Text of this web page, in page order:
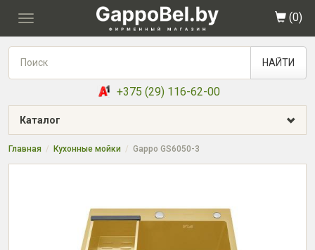
Toggle
(0)
НАЙТИ
+375 (29) 116-62-00
Каталог
Главная Кухонные мойки Gappo GS6050-3